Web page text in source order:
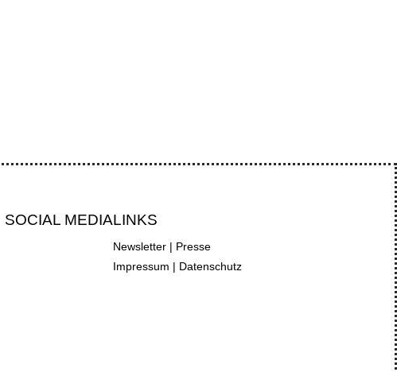
SOCIAL MEDIALINKS
Newsletter | Presse
Impressum | Datenschutz